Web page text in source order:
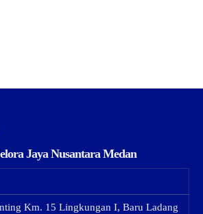
Jaya Nusantara Medan
Km. 15 Lingkungan I, Baru Ladang